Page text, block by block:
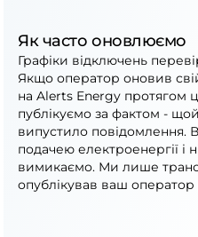
Як часто оновлюємо
Графіки відключень
Якщо оператор оновив
на Alerts Energy протягом
публікуємо за фактом -
випустило
подачею електроенергії і
вимикаємо. Ми лише
опублікував ваш оператор